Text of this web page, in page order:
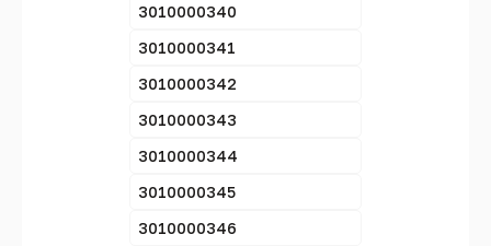
3010000340
3010000341
3010000342
3010000343
3010000344
3010000345
3010000346